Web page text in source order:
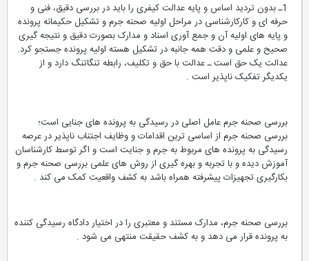
1ـ بدون تردید اساس و پایه عدالت کیفری را باید در بررسی دقیق، فنی و
حرفه ای و کارکارشناسی در مراحل اولیه صحنه جرم و تشکیل حکیمانه پرونده
و پایه های اولیه آن و جمع آوری اسناد و مدارک بصورت دقیق و نتیجه گیری
صحیح و علمی و دقت همه جانبه در تشکیل هسته اولیه پرونده جستجو کرد.
عدالت یک حق است ـ عدالت با حق و تکلیف، رابطه تنگاتنگ دارد و از
یکدیگر تفکیک ناپذیر است .
بررسی صحنه جرم عامل اصلی در رسیدگی به پرونده های جنایی است؛
بررسی صحنه جرم از اساسی ترین اقدامات و وظایف اجتناب ناپذیر در عرصه
رسیدگی به پرونده های مربوط به جرم و جنایت است و اگر توسط کارشناسان
آموزش دیده و با تجربه و بهره گیری از روش های علمی بررسی صحنه جرم و
بکارگیری تجهیزات پیشرفته همراه باشد به کشف واقعیت کمک می کند .
بررسی صحنه جرم، مدارک مستند و معتبری را در اختیار دادگاه رسیدگی کننده
به پرونده قرار می دهد و به کشف حقیقت منتهی می شود .